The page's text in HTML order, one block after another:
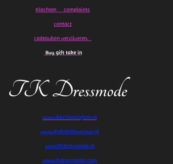
Klachten complaints
contact
cadeaubon verzilveren.
Buy gift take in
TK Dressmode
www.TakchitaKaftan.nl
www.djellababoutique.nl
www.TKdressmode.nl
www.Tkdressmode.com